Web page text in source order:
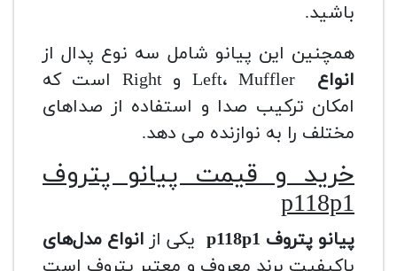
باشید.
همچنین این پیانو شامل سه نوع پدال از
انواع
Left، Muffler و Right است که
امکان ترکیب صدا و استفاده از صداهای
مختلف را به نوازنده می دهد.
خرید و قیمت پیانو پتروف
p118p1
پیانو پتروف p118p1 یکی از انواع مدل‌های